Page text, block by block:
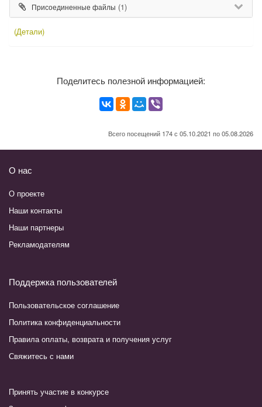
Присоединенные файлы (1)
(Детали)
Поделитесь полезной информацией:
Всего посещений 174 с 05.10.2021 по 05.08.2026
О нас
О проекте
Наши контакты
Наши партнеры
Рекламодателям
Поддержка пользователей
Пользовательское соглашение
Политика конфиденциальности
Правила оплаты, возврата и получения услуг
Свяжитесь с нами
Принять участие в конкурсе